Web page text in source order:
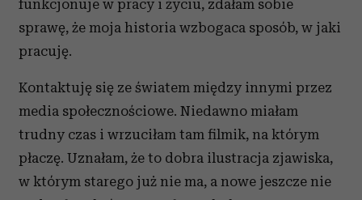
funkcjonuje w pracy i życiu, zdałam sobie
sprawę, że moja historia wzbogaca sposób, w jaki
pracuję.
Kontaktuję się ze światem między innymi przez
media społecznościowe. Niedawno miałam
trudny czas i wrzuciłam tam filmik, na którym
płaczę. Uznałam, że to dobra ilustracja zjawiska,
w którym starego już nie ma, a nowe jeszcze nie